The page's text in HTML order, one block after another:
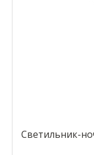
Светильник-